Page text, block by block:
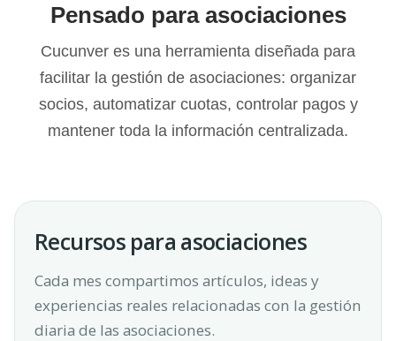
Pensado para asociaciones
Cucunver es una herramienta diseñada para
facilitar la gestión de asociaciones: organizar
socios, automatizar cuotas, controlar pagos y
mantener toda la información centralizada.
Recursos para asociaciones
Cada mes compartimos artículos, ideas y
experiencias reales relacionadas con la gestión
diaria de las asociaciones.